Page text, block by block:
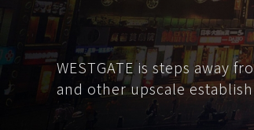
WESTGATE is steps away
and other upscale